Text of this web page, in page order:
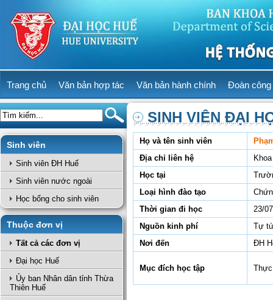
Trang chủ Văn bản hợp tác Văn bản hành chính Đoàn công
Sinh viên
Sinh viên ĐH Huế
Sinh viên nước ngoài
Học bổng cho sinh viên
Thuộc đơn vị
Tất cả các đơn vị
Đại học Huế
Ủy ban Nhân dân tỉnh Thừa
Thiên Huế
SINH VIÊN ĐẠI
Họ và tên sinh viên
Địa chỉ liên hệ
Học tại
Loại hình đào tạo
Thời gian đi học
23/
Nguồn kinh phí
Tự
Nơi đến
ĐH
Mục đích học tập